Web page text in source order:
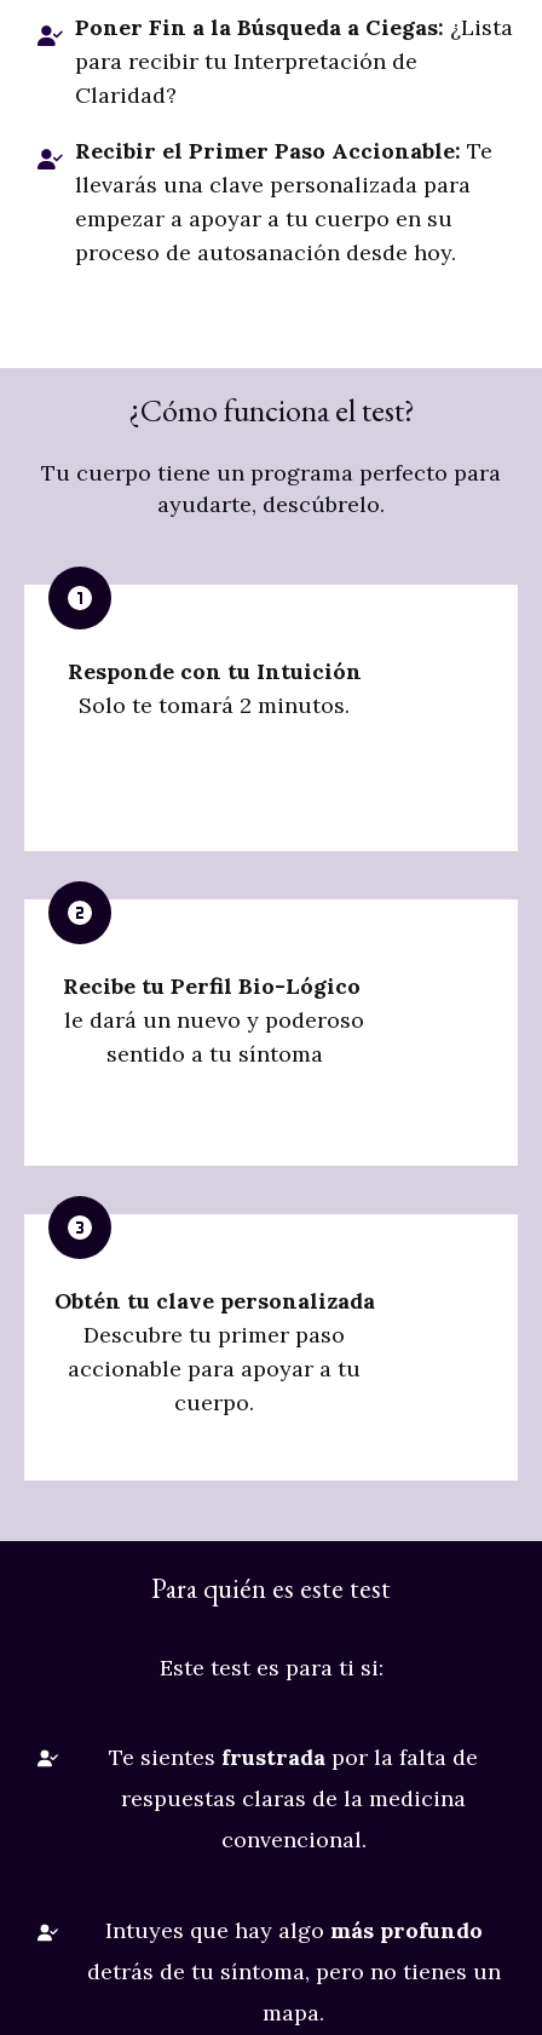
Poner Fin a la Búsqueda a Ciegas: ¿Lista
para recibir tu Interpretación de
Claridad?
Recibir el Primer Paso Accionable: Te
llevarás una clave personalizada para
empezar a apoyar a tu cuerpo en su
proceso de autosanación desde hoy.
¿Cómo funciona el test?
Tu cuerpo tiene un programa perfecto para
ayudarte, descúbrelo.
Responde con tu Intuición
Solo te tomará 2 minutos.
Recibe tu Perfil Bio-Lógico
le dará un nuevo y poderoso
sentido a tu síntoma
Obtén tu clave personalizada
Descubre tu primer paso
accionable para apoyar a tu
cuerpo.
Para quién es este test
Este test es para ti si:
Te sientes frustrada por la falta de
respuestas claras de la medicina
convencional.
Intuyes que hay algo más profundo
detrás de tu síntoma, pero no tienes un
mapa.